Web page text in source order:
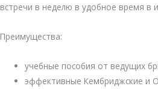
встречи в неделю в удобное время в
Преимущества:
учебные пособия от ведущих
эффективные Кембриджские и